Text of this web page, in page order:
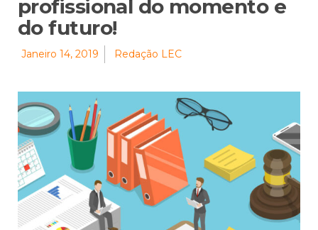
profissional do momento e
do futuro!
Janeiro 14, 2019 Redação LEC